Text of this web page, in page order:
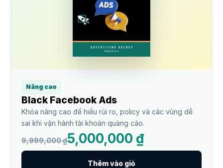
Nâng cao
Black Facebook Ads
Khóa nâng cao để hiểu rủi ro, policy và các vùng dễ
sai khi vận hành tài khoản quảng cáo.
9,999,000 ₫5,000,000 ₫
Thêm vào giỏ